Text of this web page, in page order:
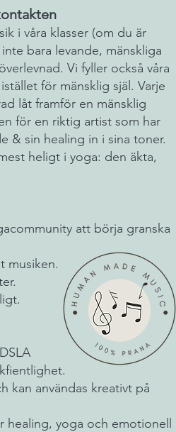
i våra klasser (om du är
bara levande, mänskliga
Vi fyller också våra
för mänsklig själ. Varje
låt framför en mänsklig
för en riktig artist som har
& sin healing in i sina toner.
heligt i yoga: den äkta,
att börja granska
musiken.
kan användas kreativt på
yoga och emotionell